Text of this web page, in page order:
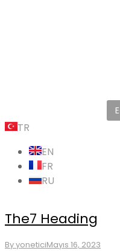
TR
EN
FR
RU
The7 Heading
ByyoneticiMayıs 16, 2023